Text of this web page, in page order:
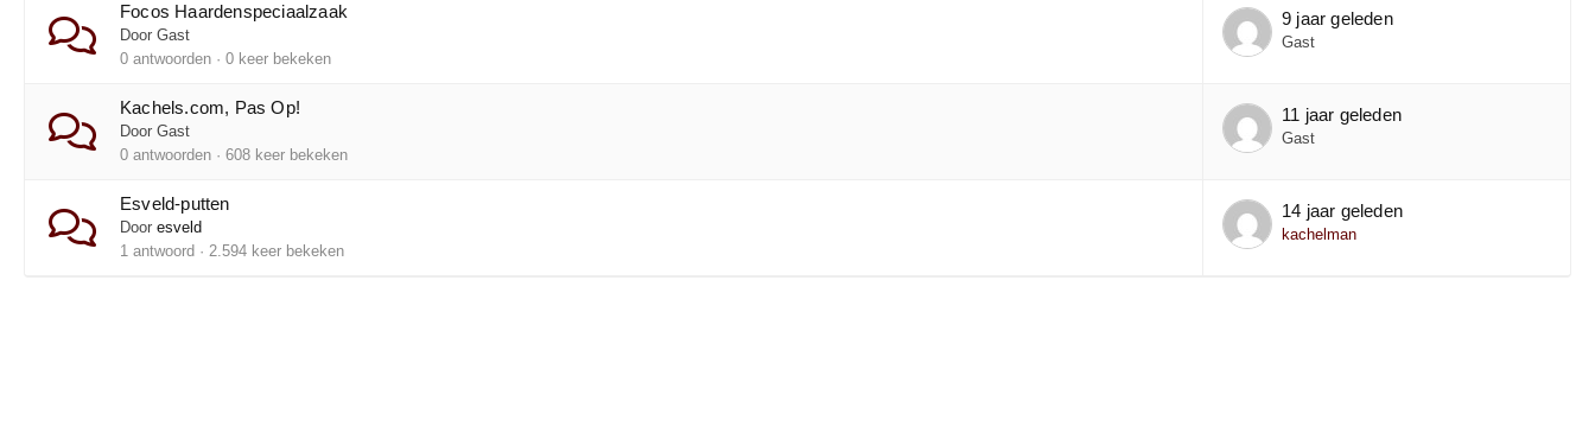
Focos Haardenspeciaalzaak
Door Gast
0 antwoorden · 0 keer bekeken
9 jaar geleden
Gast
Kachels.com, Pas Op!
Door Gast
0 antwoorden · 608 keer bekeken
11 jaar geleden
Gast
Esveld-putten
Door esveld
1 antwoord · 2.594 keer bekeken
14 jaar geleden
kachelman